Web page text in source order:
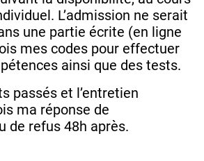
L’admission ne serait
une partie écrite (en ligne
mes codes pour effectuer
ainsi que des tests.
passés et l’entretien
ma réponse de
de refus 48h après.